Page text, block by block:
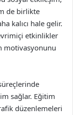
de birlikte
kalıcı hale gelir.
etkinlikler
motivasyonunu
sağlar. Eğitim
düzenlemeleri